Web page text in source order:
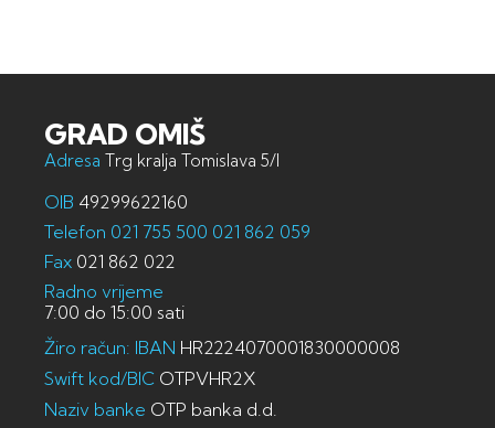
GRAD OMIŠ
Adresa Trg kralja Tomislava 5/I
OIB 49299622160
Telefon 021 755 500 021 862 059
Fax 021 862 022
Radno vrijeme
7:00 do 15:00 sati
Žiro račun: IBAN HR2224070001830000008
Swift kod/BIC OTPVHR2X
Naziv banke OTP banka d.d.